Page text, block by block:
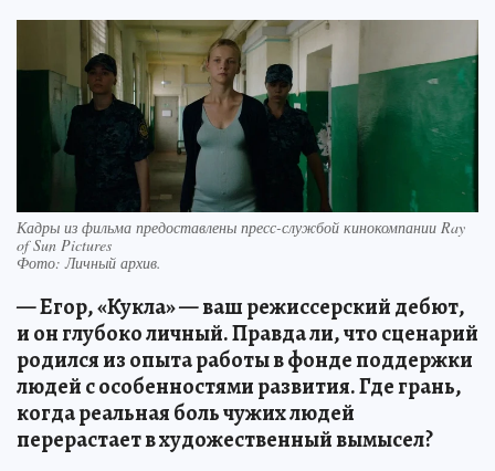
Кадры из фильма предоставлены пресс-службой кинокомпании Ray
of Sun Pictures
Фото:Личный архив.
— Егор, «Кукла» — ваш режиссерский дебют,
и он глубоко личный. Правда ли, что сценарий
родился из опыта работы в фонде поддержки
людей с особенностями развития. Где грань,
когда реальная боль чужих людей
перерастает в художественный вымысел?